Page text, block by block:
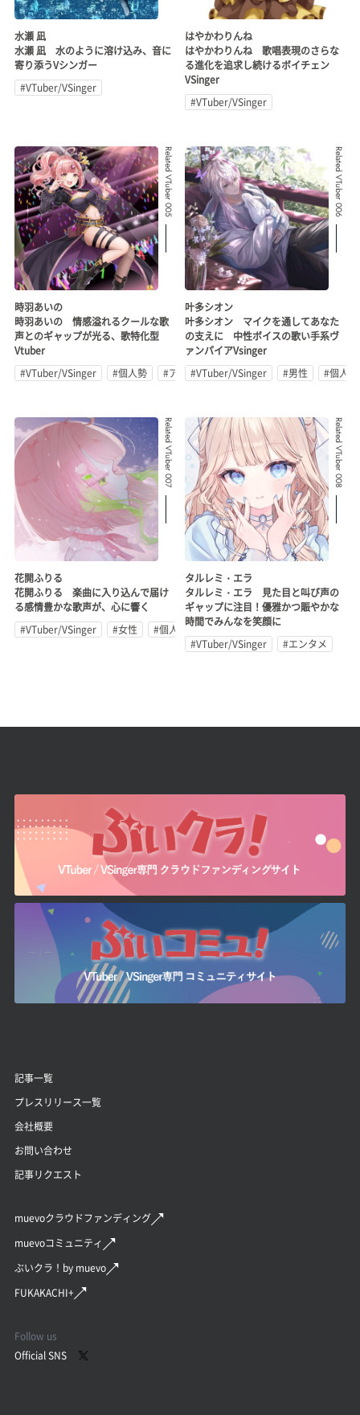
水瀬 凪
水瀬 凪 水のように溶け込み、音に
寄り添うVシンガー
#VTuber/VSinger
はやかわりんね
はやかわりんね 歌唱表現のさらな
る進化を追求し続けるボイチェン
VSinger
#VTuber/VSinger
Related VTuber 005
時羽あいの
時羽あいの 情感溢れるクールな歌
声とのギャップが光る、歌特化型
Vtuber
#VTuber/VSinger
#個人勢 #アイドル
Related VTuber 006
叶多シオン
叶多シオン マイクを通してあなた
の支えに 中性ボイスの歌い手系ヴ
ァンパイアVsinger
#VTuber/VSinger
#男性 #個人勢
Related VTuber 007
花開ふりる
花開ふりる 楽曲に入り込んで届け
る感情豊かな歌声が、心に響く
#VTuber/VSinger
#女性 #個人勢
Related VTuber 008
タルレミ・エラ
タルレミ・エラ 見た目と叫び声の
ギャップに注目！優雅かつ賑やかな
時間でみんなを笑顔に
#VTuber/VSinger
#エンタメ
記事一覧
プレスリリース一覧
会社概要
お問い合わせ
記事リクエスト
muevoクラウドファンディング
muevoコミュニティ
ぶいクラ！by muevo
FUKAKACHI+
Follow us
Official SNS